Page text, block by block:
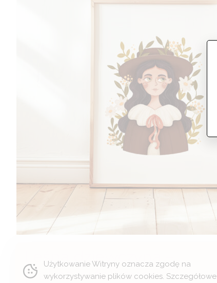
Leśna dziewczyna –
plakat w folkowym
Użytkowanie Witryny oznacza zgodę na
wykorzystywanie plików cookies. Szczegółowe